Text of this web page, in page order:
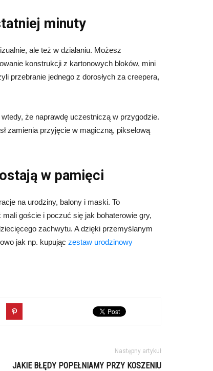
minuty
ale też w działaniu. Możesz
konstrukcji z kartonowych bloków, mini
przebranie jednego z dorosłych za creepera,
że naprawdę uczestniczą w przygodzie.
zamienia przyjęcie w magiczną, pikselową
w pamięci
na urodziny, balony i maski. To
goście i poczuć się jak bohaterowie gry,
zachwytu. A dzięki przemyślanym
jak np. kupując zestaw urodzinowy
Następny artykuł
JAKIE BŁĘDY POPEŁNIAMY PRZY KOSZENIU